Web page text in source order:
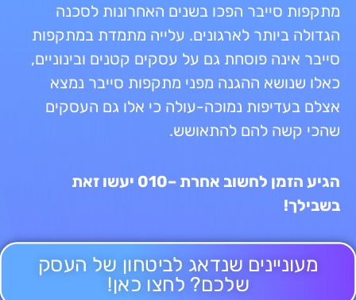
מתקפות סייבר הפכו בשנים האחרונות לסכנה
הגדולה ביותר לארגונים. עלייה מתמדת במתקפות
סייבר אינה פוסחת גם על עסקים קטנים ובינוניים,
כאלו שנושא ההגנה מפני מתקפות סייבר נמצא
אצלם בעדיפות נמוכה-עולה כי אלו גם העסקים
שהכי קשה להם להתאושש.
הגיע הזמן לחשוב אחרת –010 יעשו זאת
בשבילך!
מעוניינים שנדאג לביטחון של העסק
שלכם? לחצו כאן!